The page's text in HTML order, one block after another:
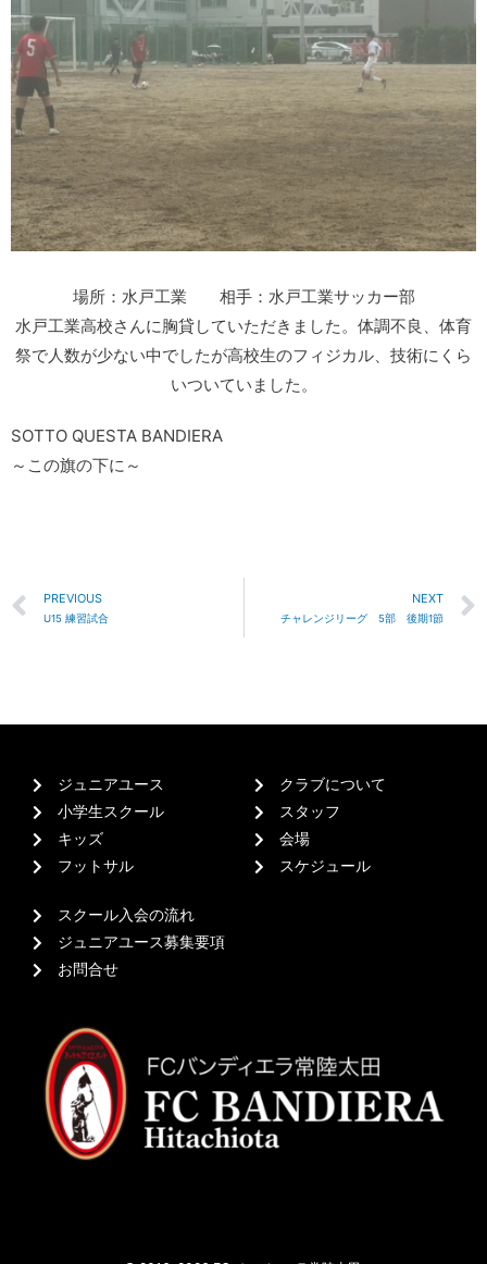
場所：水戸工業 相手：水戸工業サッカー部
水戸工業高校さんに胸貸していただきました。体調不良、体育
祭で人数が少ない中でしたが高校生のフィジカル、技術にくら
いついていました。
SOTTO QUESTA BANDIERA
～この旗の下に～
PREVIOUS
U15 練習試合
NEXT
チャレンジリーグ 5部 後期1節
ジュニアユース
小学生スクール
キッズ
フットサル
クラブについて
スタッフ
会場
スケジュール
スクール入会の流れ
ジュニアユース募集要項
お問合せ